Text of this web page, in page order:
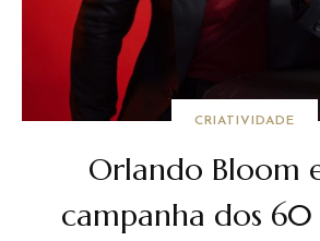
CRIATIVIDADE
Orlando Bloom
campanha dos 60